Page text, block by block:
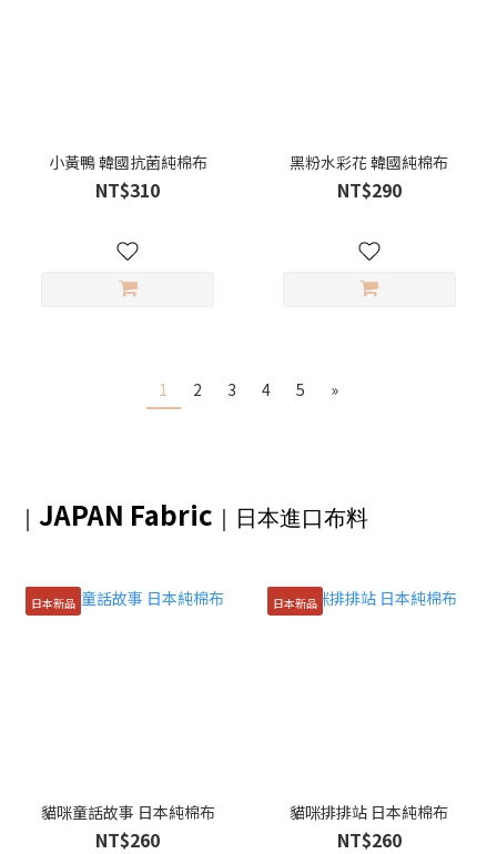
小黃鴨 韓國抗菌純棉布
NT$310
黑粉水彩花 韓國純棉布
NT$290
1 2 3 4 5 »
｜ JAPAN Fabric ｜日本進口布料
日本新品
貓咪童話故事 日本純棉布
NT$260
日本新品
貓咪排排站 日本純棉布
NT$260